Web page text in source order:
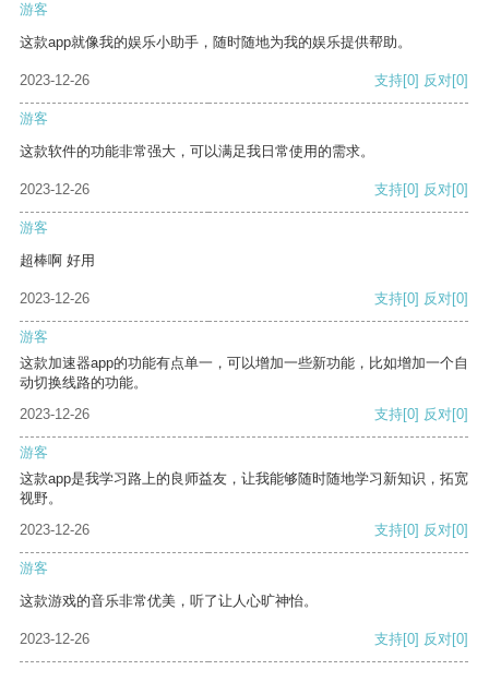
游客
这款app就像我的娱乐小助手，随时随地为我的娱乐提供帮助。
2023-12-26 支持[0] 反对[0]
游客
这款软件的功能非常强大，可以满足我日常使用的需求。
2023-12-26 支持[0] 反对[0]
游客
超棒啊 好用
2023-12-26 支持[0] 反对[0]
游客
这款加速器app的功能有点单一，可以增加一些新功能，比如增加一个自
动切换线路的功能。
2023-12-26
支持[0] 反对[0]
游客
这款app是我学习路上的良师益友，让我能够随时随地学习新知识，拓宽
视野。
2023-12-26
支持[0] 反对[0]
游客
这款游戏的音乐非常优美，听了让人心旷神怡。
2023-12-26 支持[0] 反对[0]